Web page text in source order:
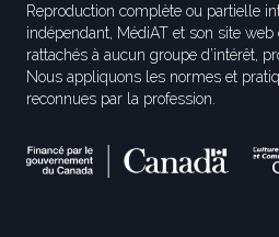
Reproduction complète ou partielle
indépendant, MédiAT et son site
rattachés à aucun groupe d’intérêt,
Nous appliquons les normes et
reconnues par la profession.